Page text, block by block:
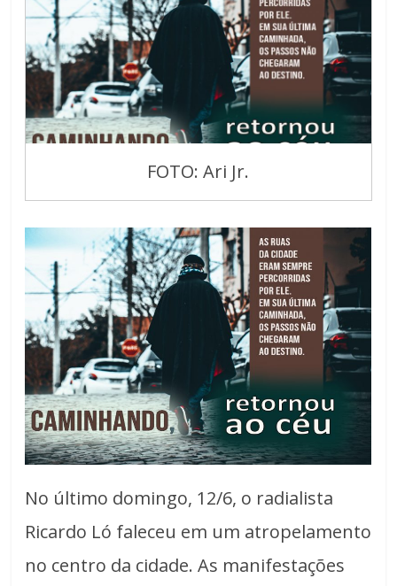
FOTO: Ari Jr.
No último domingo, 12/6, o radialista
Ricardo Ló faleceu em um atropelamento
no centro da cidade. As manifestações